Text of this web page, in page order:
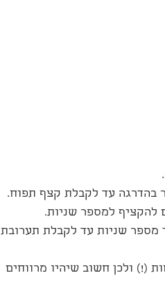
בהדרגה עד לקבלת קצף תפוח.
להקציף למספר שניות.
מספר שניות עד לקבלת תערובת
(!) ולכן חשוב שיהיו מרווחים